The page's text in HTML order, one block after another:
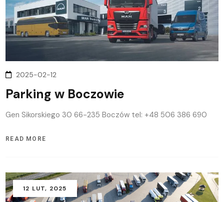
2025-02-12
Parking w Boczowie
Gen Sikorskiego 30 66-235 Boczów tel: +48 506 386 690
READ MORE
12 LUT, 2025